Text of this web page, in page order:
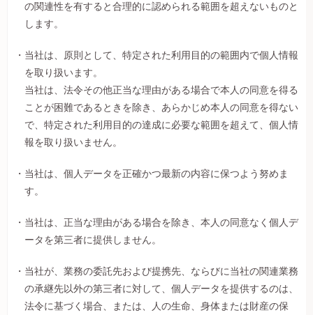
の関連性を有すると合理的に認められる範囲を超えないものと
します。
当社は、原則として、特定された利用目的の範囲内で個人情報
を取り扱います。
当社は、法令その他正当な理由がある場合で本人の同意を得る
ことが困難であるときを除き、あらかじめ本人の同意を得ない
で、特定された利用目的の達成に必要な範囲を超えて、個人情
報を取り扱いません。
当社は、個人データを正確かつ最新の内容に保つよう努めま
す。
当社は、正当な理由がある場合を除き、本人の同意なく個人デ
ータを第三者に提供しません。
当社が、業務の委託先および提携先、ならびに当社の関連業務
の承継先以外の第三者に対して、個人データを提供するのは、
法令に基づく場合、または、人の生命、身体または財産の保